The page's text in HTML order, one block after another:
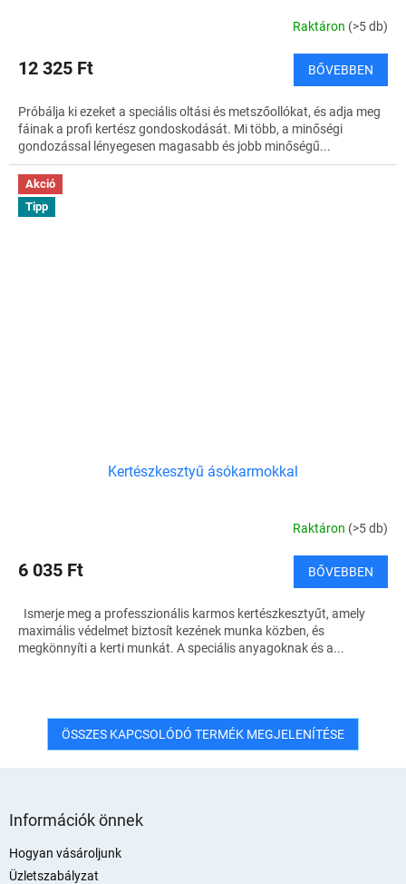
Raktáron (>5 db)
12 325 Ft BŐVEBBEN
Próbálja ki ezeket a speciális oltási és metszőollókat, és adja meg
fáinak a profi kertész gondoskodását. Mi több, a minőségi
gondozással lényegesen magasabb és jobb minőségű...
Akció
Tipp
Kertészkesztyű ásókarmokkal
Raktáron (>5 db)
6 035 Ft BŐVEBBEN
Ismerje meg a professzionális karmos kertészkesztyűt, amely
maximális védelmet biztosít kezének munka közben, és
megkönnyíti a kerti munkát. A speciális anyagoknak és a...
ÖSSZES KAPCSOLÓDÓ TERMÉK MEGJELENÍTÉSE
Információk önnek
Hogyan vásároljunk
Üzletszabályzat